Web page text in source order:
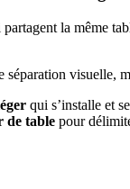
la même
séparation visuelle,
qui s’installe et
de table pour